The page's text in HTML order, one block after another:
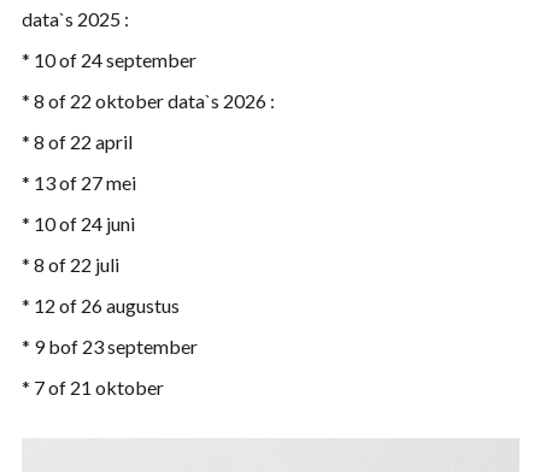
data`s 2025 :
* 10 of 24 september
* 8 of 22 oktober data`s 2026 :
* 8 of 22 april
* 13 of 27 mei
* 10 of 24 juni
* 8 of 22 juli
* 12 of 26 augustus
* 9 bof 23 september
* 7 of 21 oktober